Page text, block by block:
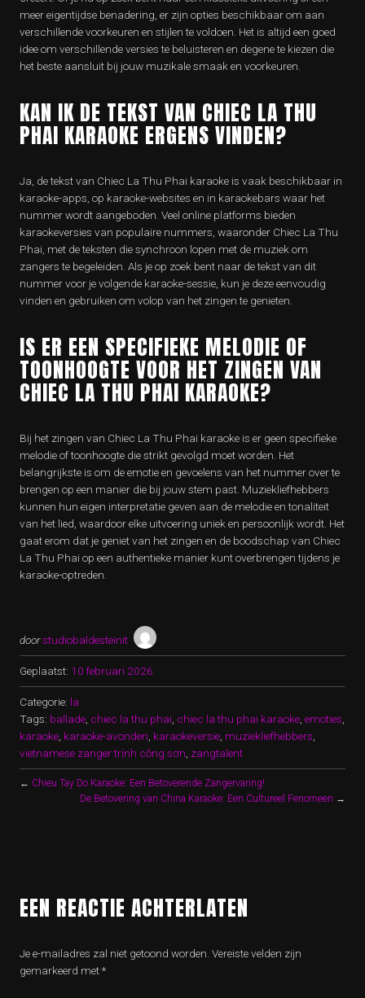
meer eigentijdse benadering, er zijn opties beschikbaar om aan
verschillende voorkeuren en stijlen te voldoen. Het is altijd een goed
idee om verschillende versies te beluisteren en degene te kiezen die
het beste aansluit bij jouw muzikale smaak en voorkeuren.
KAN IK DE TEKST VAN CHIEC LA THU
PHAI KARAOKE ERGENS VINDEN?
Ja, de tekst van Chiec La Thu Phai karaoke is vaak beschikbaar in
karaoke-apps, op karaoke-websites en in karaokebars waar het
nummer wordt aangeboden. Veel online platforms bieden
karaokeversies van populaire nummers, waaronder Chiec La Thu
Phai, met de teksten die synchroon lopen met de muziek om
zangers te begeleiden. Als je op zoek bent naar de tekst van dit
nummer voor je volgende karaoke-sessie, kun je deze eenvoudig
vinden en gebruiken om volop van het zingen te genieten.
IS ER EEN SPECIFIEKE MELODIE OF
TOONHOOGTE VOOR HET ZINGEN VAN
CHIEC LA THU PHAI KARAOKE?
Bij het zingen van Chiec La Thu Phai karaoke is er geen specifieke
melodie of toonhoogte die strikt gevolgd moet worden. Het
belangrijkste is om de emotie en gevoelens van het nummer over te
brengen op een manier die bij jouw stem past. Muziekliefhebbers
kunnen hun eigen interpretatie geven aan de melodie en tonaliteit
van het lied, waardoor elke uitvoering uniek en persoonlijk wordt. Het
gaat erom dat je geniet van het zingen en de boodschap van Chiec
La Thu Phai op een authentieke manier kunt overbrengen tijdens je
karaoke-optreden.
doorstudiobaldesteinit
Geplaatst: 10 februari 2026
Categorie: la
Tags: ballade chiec la thu phai chiec la thu phai karaoke emoties
karaoke karaoke-avonden karaokeversie muziekliefhebbers
vietnamese zanger trịnh công sơn zangtalent
← Chieu Tay Do Karaoke: Een Betoverende Zangervaring!
De Betovering van China Karaoke: Een Cultureel Fenomeen →
EEN REACTIE ACHTERLATEN
Je e-mailadres zal niet getoond worden. Vereiste velden zijn
gemarkeerd met*